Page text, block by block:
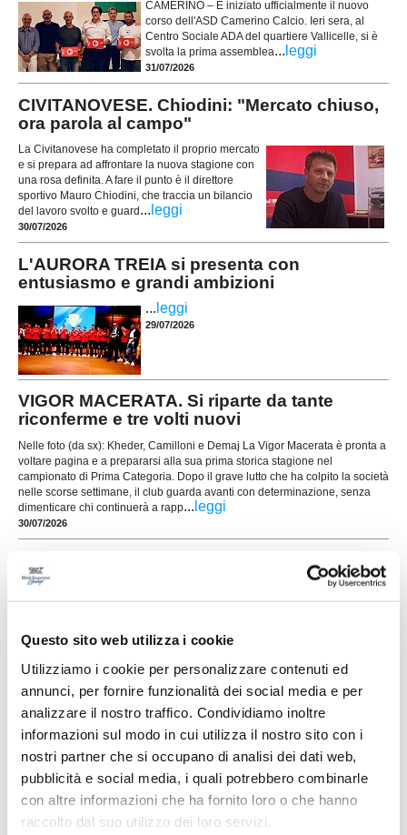
Questo sito web utilizza i cookie
Utilizziamo i cookie per personalizzare contenuti ed
annunci, per fornire funzionalità dei social media e per
analizzare il nostro traffico. Condividiamo inoltre
informazioni sul modo in cui utilizza il nostro sito con i
nostri partner che si occupano di analisi dei dati web,
pubblicità e social media, i quali potrebbero combinarle
con altre informazioni che ha fornito loro o che hanno
raccolto dal suo utilizzo dei loro servizi.
CAMERINO – È iniziato ufficialmente il nuovo
corso dell'ASD Camerino Calcio. Ieri sera, al
Centro Sociale ADA del quartiere Vallicelle, si è
svolta la prima assemblea... leggi
31/07/2026
CIVITANOVESE. Chiodini: "Mercato chiuso,
ora parola al campo"
La Civitanovese ha completato il proprio mercato
e si prepara ad affrontare la nuova stagione con
una rosa definita. A fare il punto è il direttore
sportivo Mauro Chiodini, che traccia un bilancio
del lavoro svolto e guard ... leggi
30/07/2026
L'AURORA TREIA si presenta con
entusiasmo e grandi ambizioni
... leggi
29/07/2026
VIGOR MACERATA. Si riparte da tante
riconferme e tre volti nuovi
Nelle foto (da sx): Kheder, Camilloni e Demaj La Vigor Macerata è pronta a
voltare pagina e a prepararsi alla sua prima storica stagione nel
campionato di Prima Categoria. Dopo il grave lutto che ha colpito la società
nelle scorse settimane, il club guarda avanti con determinazione, senza
dimenticare chi continuerà a rapp... leggi
30/07/2026
ELITE TOLENTINO conferma la linea verde:
ecco altri quattro giovani
Prosegue la costruzione della rosa dell'Elite
Prima Categoria. La società conferma la linea
saranno a disposizione di...leggi
UNION PICENA, mercato giovane e
ambizioso: le novità
POTENZA PICENA. La Union Picena continua a
costruire con decisione la rosa che affronterà la
stagione 2026/2027, puntando su un mix di
giovani talenti, giocatori già pronti per la categoria